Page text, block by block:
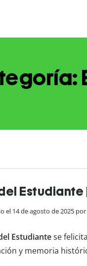
Estudiante
el 14 de agosto de 2025 por
Estudiantese
y memoria